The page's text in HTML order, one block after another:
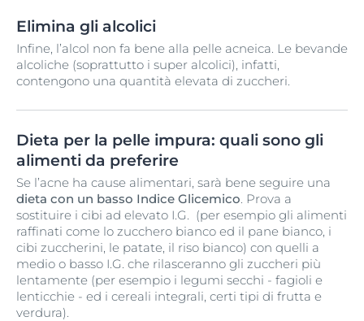
Elimina gli alcolici
Infine, l’alcol non fa bene alla pelle acneica. Le bevande
alcoliche (soprattutto i super alcolici), infatti,
contengono una quantità elevata di zuccheri.
Dieta per la pelle impura: quali sono gli
alimenti da preferire
Se l’acne ha cause alimentari, sarà bene seguire una
dieta con un basso Indice Glicemico. Prova a
sostituire i cibi ad elevato I.G. (per esempio gli alimenti
raffinati come lo zucchero bianco ed il pane bianco, i
cibi zuccherini, le patate, il riso bianco) con quelli a
medio o basso I.G. che rilasceranno gli zuccheri più
lentamente (per esempio i legumi secchi - fagioli e
lenticchie - ed i cereali integrali, certi tipi di frutta e
verdura).